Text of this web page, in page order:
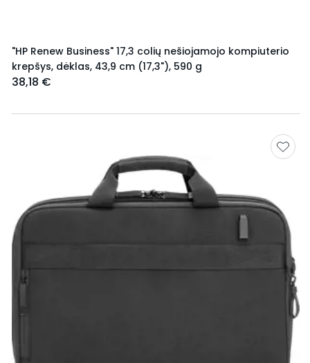
"HP Renew Business" 17,3 colių nešiojamojo kompiuterio
krepšys, dėklas, 43,9 cm (17,3"), 590 g
38,18 €